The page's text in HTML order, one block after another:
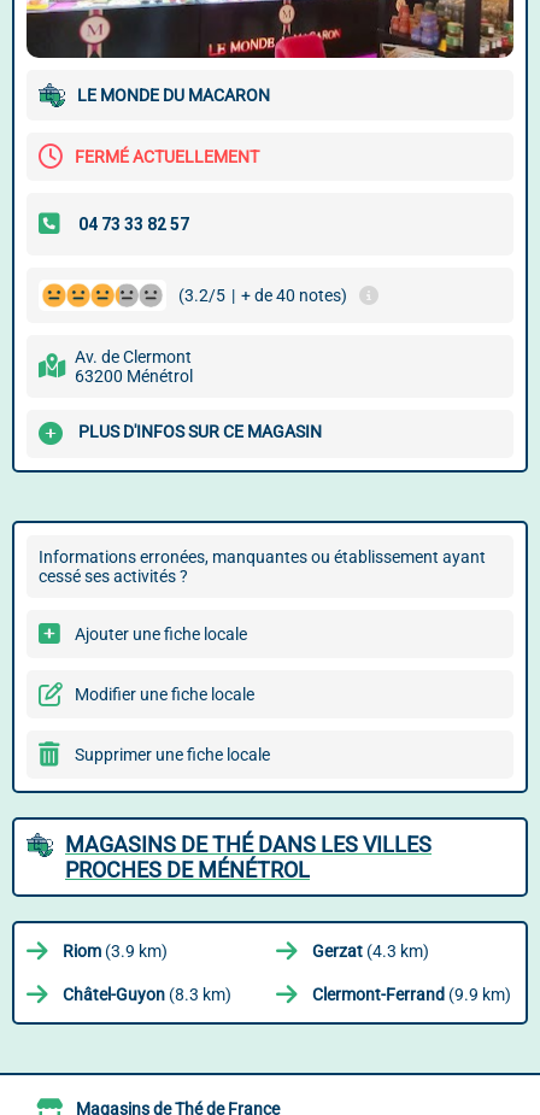
LE MONDE DU MACARON
FERMÉ ACTUELLEMENT
(3.2/5 | + de 40 notes)
Av. de Clermont
63200 Ménétrol
PLUS D'INFOS SUR CE MAGASIN
Informations erronées, manquantes ou établissement ayant
cessé ses activités ?
Ajouter une fiche locale
Modifier une fiche locale
Supprimer une fiche locale
MAGASINS DE THÉ DANS LES VILLES
PROCHES DE MÉNÉTROL
Riom (3.9 km) Gerzat (4.3 km)
Châtel-Guyon (8.3 km) Clermont-Ferrand (9.9 km)
Magasins de Thé de France